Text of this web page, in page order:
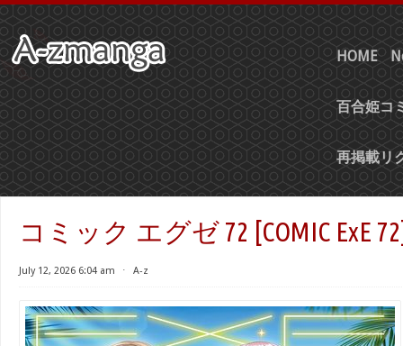
HOME
百合姫コ
再掲載リ
コミック エグゼ 72 [COMIC ExE
July 12, 2026 6:04 am ⋅ A-z